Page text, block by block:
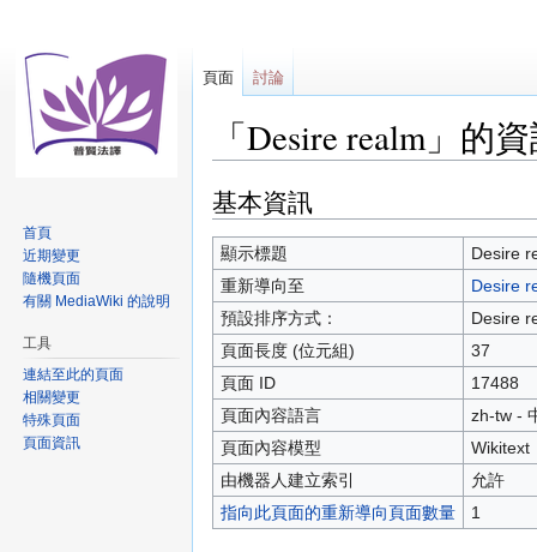
「Desire realm」的
跳
至
導
覽
跳
至
搜
尋
基本資訊
顯示標題
Desire
重新導向至
Desire
預設排序方式：
Desire
頁面長度 (位元組)
37
頁面 ID
17488
頁面內容語言
zh-tw -
頁面內容模型
Wikitext
由機器人建立索引
允許
指向此頁面的重新導向頁面數量
1
頁面 討論
首頁
近期變更
隨機頁面
有關 MediaWiki 的說明
工具
連結至此的頁面
相關變更
特殊頁面
頁面資訊